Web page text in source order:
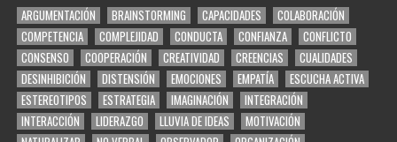
ARGUMENTACIÓN BRAINSTORMING CAPACIDADES
COLABORACIÓN
COMPETENCIA
COMPLEJIDAD CONDUCTA CONFIANZA
CONFLICTO
CONSENSO
COOPERACIÓN CREATIVIDAD CREENCIAS
CUALIDADES
DESINHIBICIÓN
DISTENSIÓN EMOCIONES EMPATÍA
ESCUCHA ACTIVA
ESTEREOTIPOS
ESTRATEGIA IMAGINACIÓN
INTEGRACIÓN
INTERACCIÓN
LIDERAZGO LLUVIA DE IDEAS
MOTIVACIÓN